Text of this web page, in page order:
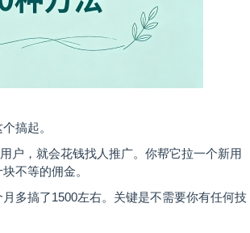
搞起。
户，就会花钱找人推广。你帮它拉一个新用
不等的佣金。
多搞了1500左右。关键是不需要你有任何技